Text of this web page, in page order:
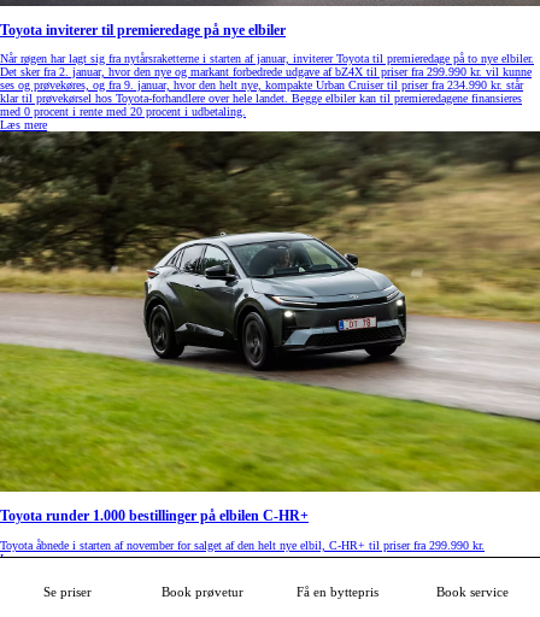
Se priser Book prøvetur Få en byttepris Book service
Toyota inviterer til premieredage på nye elbiler
Når røgen har lagt sig fra nytårsraketterne i starten af januar, inviterer Toyota til premieredage på to nye elbiler.
Det sker fra 2. januar, hvor den nye og markant forbedrede udgave af bZ4X til priser fra 299.990 kr. vil kunne
ses og prøvekøres, og fra 9. januar, hvor den helt nye, kompakte Urban Cruiser til priser fra 234.990 kr. står
klar til prøvekørsel hos Toyota-forhandlere over hele landet. Begge elbiler kan til premieredagene finansieres
med 0 procent i rente med 20 procent i udbetaling.
Læs mere
Toyota runder 1.000 bestillinger på elbilen C-HR+
Toyota åbnede i starten af november for salget af den helt nye elbil, C-HR+ til priser fra 299.990 kr.
Læs mere